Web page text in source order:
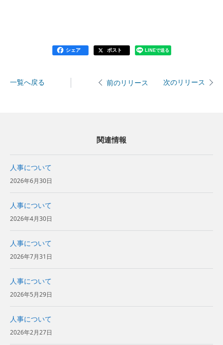
シェア ポスト LINEで送る
一覧へ戻る 前のリリース 次のリリース
関連情報
人事について
2026年6月30日
人事について
2026年4月30日
人事について
2026年7月31日
人事について
2026年5月29日
人事について
2026年2月27日